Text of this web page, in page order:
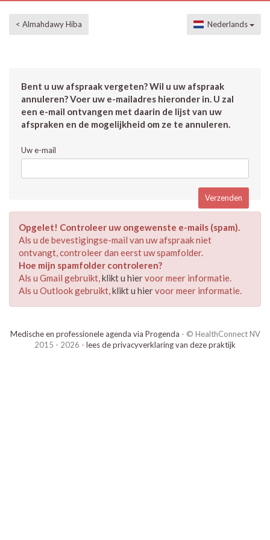
< Almahdawy Hiba Nederlands
Bent u uw afspraak vergeten? Wil u uw afspraak
annuleren? Voer uw e-mailadres hieronder in. U zal
een e-mail ontvangen met daarin de lijst van uw
afspraken en de mogelijkheid om ze te annuleren.
Uw e-mail
Opgelet! Controleer uw ongewenste e-mails (spam).
Als u de bevestigingse-mail van uw afspraak niet
ontvangt, controleer dan eerst uw spamfolder.
Hoe mijn spamfolder controleren?
Als u Gmail gebruikt,klikt u hiervoor meer informatie.
Als u Outlook gebruikt,klikt u hiervoor meer informatie.
Medische en professionele agenda via Progenda - © HealthConnect NV
2015 - 2026 - lees de privacyverklaring van deze praktijk